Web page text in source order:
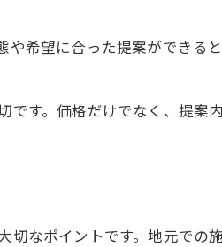
や希望に合った提案ができる
です。価格だけでなく、提案
切なポイントです。地元での